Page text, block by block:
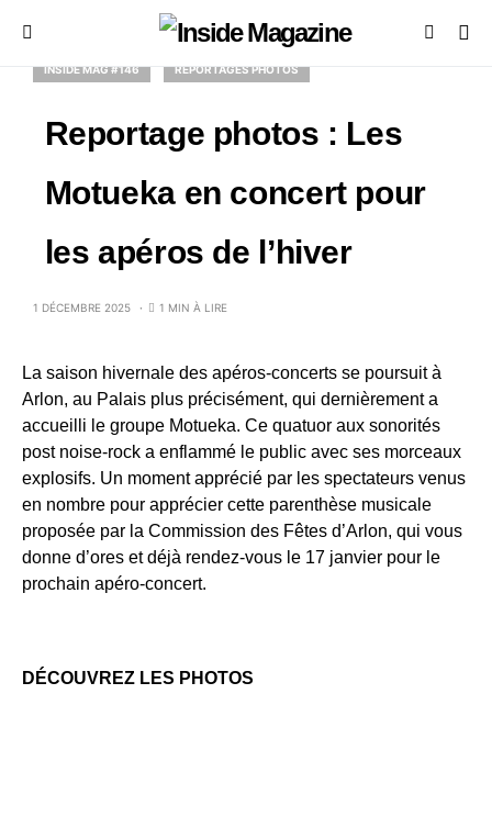
INSIDE MAG #146 REPORTAGES PHOTOS
Reportage photos : Les
Motueka en concert pour
les apéros de l’hiver
1 DÉCEMBRE 2025 1 MIN À LIRE
La saison hivernale des apéros-concerts se poursuit à
Arlon, au Palais plus précisément, qui dernièrement a
accueilli le groupe Motueka. Ce quatuor aux sonorités
post noise-rock a enflammé le public avec ses morceaux
explosifs. Un moment apprécié par les spectateurs venus
en nombre pour apprécier cette parenthèse musicale
proposée par la Commission des Fêtes d’Arlon, qui vous
donne d’ores et déjà rendez-vous le 17 janvier pour le
prochain apéro-concert.
DÉCOUVREZ LES PHOTOS